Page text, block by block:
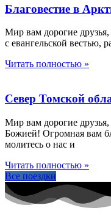
Благовестие в
Мир вам дорогие
с евангельской вестью,
Читать полностью »
Север Томской
Мир вам дорогие
Божией! Огромная вам
молитесь о нас и
Читать полностью »
Все поездки